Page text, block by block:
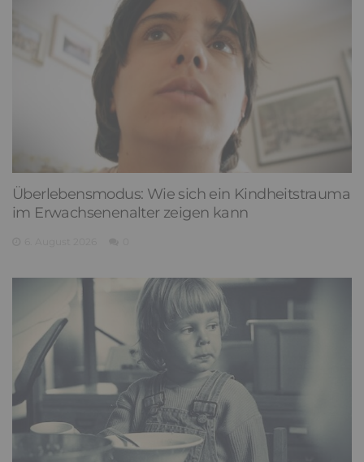
Überlebensmodus: Wie sich ein Kindheitstrauma
im Erwachsenenalter zeigen kann